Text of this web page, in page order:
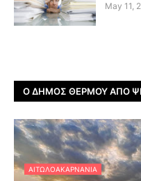
May 11,
Ο ΔΉΜΟΣ ΘΈΡΜΟΥ ΑΠΌ
ΑΙΤΩΛΟΑΚΑΡΝΑΝΊΑ